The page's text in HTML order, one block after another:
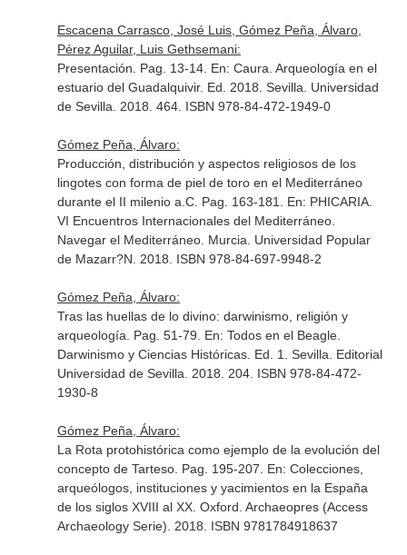
Escacena Carrasco, José Luis, Gómez Peña, Álvaro,
Pérez Aguilar, Luis Gethsemani:
Presentación. Pag. 13-14. En: Caura. Arqueología en el
estuario del Guadalquivir. Ed. 2018. Sevilla. Universidad
de Sevilla. 2018. 464. ISBN 978-84-472-1949-0
Gómez Peña, Álvaro:
Producción, distribución y aspectos religiosos de los
lingotes con forma de piel de toro en el Mediterráneo
durante el II milenio a.C. Pag. 163-181. En: PHICARIA.
VI Encuentros Internacionales del Mediterráneo.
Navegar el Mediterráneo. Murcia. Universidad Popular
de Mazarr?N. 2018. ISBN 978-84-697-9948-2
Gómez Peña, Álvaro:
Tras las huellas de lo divino: darwinismo, religión y
arqueología. Pag. 51-79. En: Todos en el Beagle.
Darwinismo y Ciencias Históricas. Ed. 1. Sevilla. Editorial
Universidad de Sevilla. 2018. 204. ISBN 978-84-472-
1930-8
Gómez Peña, Álvaro:
La Rota protohistórica como ejemplo de la evolución del
concepto de Tarteso. Pag. 195-207. En: Colecciones,
arqueólogos, instituciones y yacimientos en la España
de los siglos XVIII al XX. Oxford. Archaeopres (Access
Archaeology Serie). 2018. ISBN 9781784918637